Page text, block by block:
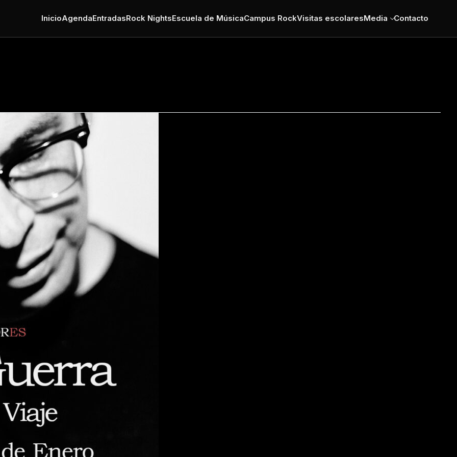
InicioAgendaEntradasRock NightsEscuela de MúsicaCampus RockVisitas escolaresMedia Contacto